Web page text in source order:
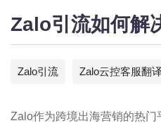
Zalo引流如何解
Zalo引流 Zalo云控客服翻
Zalo作为跨境出海营销的热